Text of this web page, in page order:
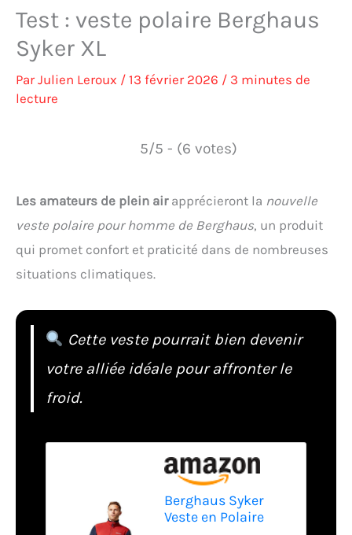
Test : veste polaire Berghaus
Syker XL
ParJulien Leroux / 13 février 2026 / 3 minutes de
lecture
5/5 - (6 votes)
Les amateurs de plein airapprécieront la nouvelle
veste polaire pour homme de Berghaus, un produit
qui promet confort et praticité dans de nombreuses
situations climatiques.
Cette veste pourrait bien devenir
votre alliée idéale pour affronter le
froid.
Berghaus Syker
Veste en Polaire